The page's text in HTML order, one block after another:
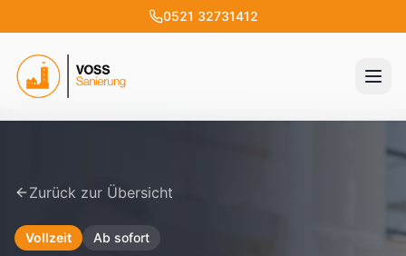
0521 32731412
Leistungen
Wasserschaden
Zurück zur Übersicht
Vollzeit Ab sofort